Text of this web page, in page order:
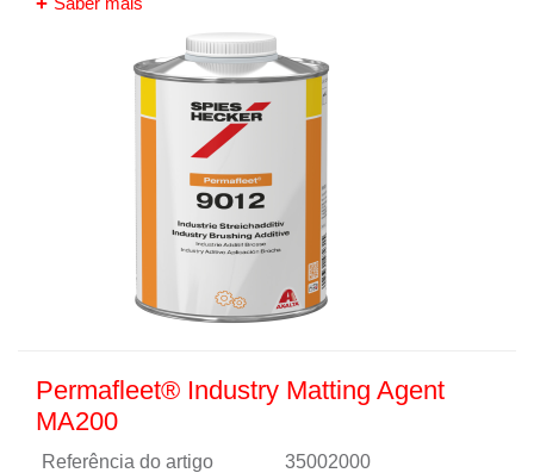
Permafleet® Industry Matting Agent
MA200
Referência do artigo 35002000